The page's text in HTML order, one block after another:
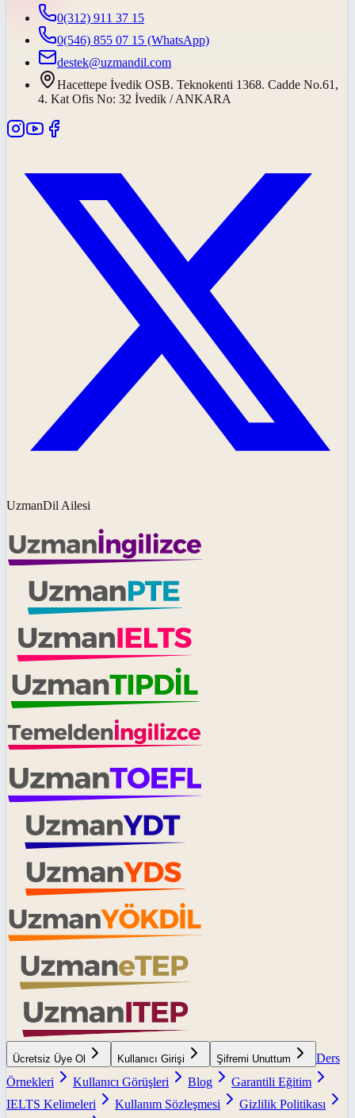
0(312) 911 37 15
0(546) 855 07 15 (WhatsApp)
destek@uzmandil.com
Hacettepe İvedik OSB. Teknokenti 1368. Cadde No.61,
4. Kat Ofis No: 32 İvedik / ANKARA
UzmanDil Ailesi
Ücretsiz Üye Ol Kullanıcı Girişi Şifremi Unuttum
Ders
Örnekleri
Kullanıcı Görüşleri Blog
Garantili Eğitim
IELTS Kelimeleri
Kullanım Sözleşmesi
Gizlilik Politikası